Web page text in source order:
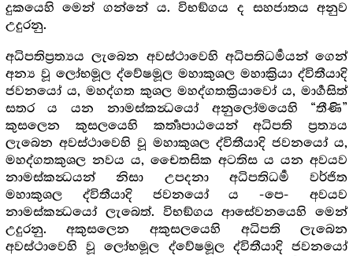
දුකයෙහි මෙන් ගන්නේ ය. විභඞ්ගය ද සහජාතය අනුව
උදුරනු.
අධිපතිප්‍රත්‍යය ලැබෙන අවස්ථාවෙහි අධිපතිධර්‍මයන් ගෙන්
අන්‍ය වූ ලෝභමූල ද්වේෂමූල මහාකුශල මහාක්‍රියා ද්විතීයාදි
ජවනයෝ ය, මහද්ගත කුශල මහද්ගතක්‍රියාවෝ ය, මාර්‍ගසිත්
සතර ය යන නාමස්කන්‍ධයෝ අනුලෝමයෙහි “තීණි”
කුසලෙන කුසලයෙහි කර්‍තෘපාඨයෙන් අධිපති ප්‍රත්‍යය
ලැබෙන අවස්ථාවෙහි වූ මහාකුශල ද්විතීයාදි ජවනයෝ ය,
මහද්ගතකුශල නවය ය, චෛතසික අටතිස ය යන අවයව
නාමස්කන්‍ධයන් නිසා උපදනා අධිපතිධර්‍ම වර්ජිත
මහාකුශල ද්විතීයාදි ජවනයෝ ය -පෙ- අවයව
නාමස්කන්‍ධයෝ ලැබෙත්. විභඞ්ගය ආසේවනයෙහි මෙන්
උදුරනු. අකුසලෙන අකුසලයෙහි අධිපති ලැබෙන
අවස්ථාවෙහි වූ ලෝභමූල ද්වේෂමූල ද්විතීයාදි ජවනයෝ